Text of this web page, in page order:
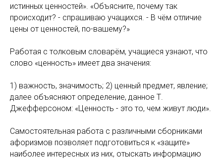
истинных ценностей». «Объясните, почему так
происходит? - спрашиваю учащихся. - В чём отличие
цены от ценностей, по-вашему?»
Работая с толковым словарём, учащиеся узнают, что
слово «ценность» имеет два значения:
1) важность, значимость; 2) ценный предмет, явление;
далее объясняют определение, данное Т.
Джефферсоном: «Ценность - это то, чем живут люди».
Самостоятельная работа с различными сборниками
афоризмов позволяет подготовиться к «защите»
наиболее интересных из них, отыскать информацию